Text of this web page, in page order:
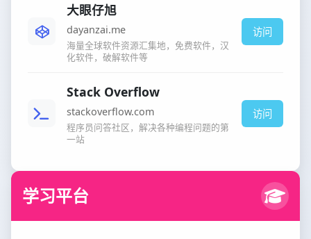
大眼仔旭
dayanzai.me
海量全球软件资源汇集地，免费软件，汉
化软件，破解软件等
访问
Stack Overflow
stackoverflow.com
程序员问答社区，解决各种编程问题的第
一站
访问
学习平台